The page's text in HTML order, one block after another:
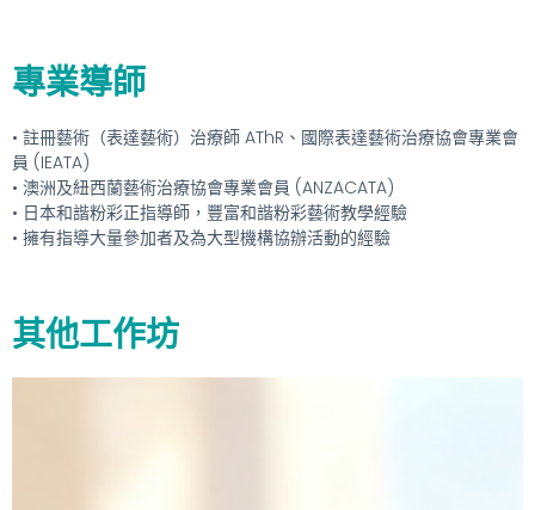
專業導師
• 註冊藝術（表達藝術）治療師 AThR、國際表達藝術治療協會專業會
員 (IEATA)
• 澳洲及紐西蘭藝術治療協會專業會員 (ANZACATA)
• 日本和諧粉彩正指導師，豐富和諧粉彩藝術教學經驗
• 擁有指導大量參加者及為大型機構協辦活動的經驗
其他工作坊